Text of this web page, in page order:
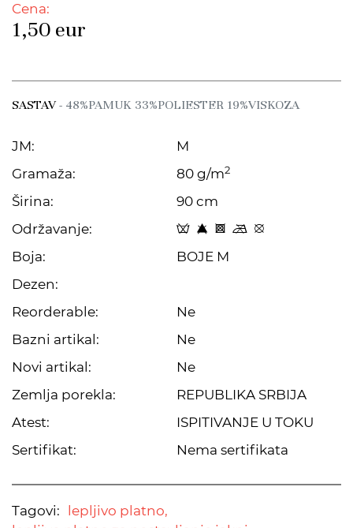
Cena:
1,50 eur
SASTAV- 48%PAMUK 33%POLIESTER 19%VISKOZA
JM:
M
Gramaža:
80 g/m2
Širina:
90 cm
Održavanje:
x 8 H m E
Boja:
BOJE M
Dezen:
Reorderable:
Ne
Bazni artikal:
Ne
Novi artikal:
Ne
Zemlja porekla:
REPUBLIKA SRBIJA
Atest:
ISPITIVANJE U TOKU
Sertifikat:
Nema sertifikata
Tagovi:
lepljivo platno,